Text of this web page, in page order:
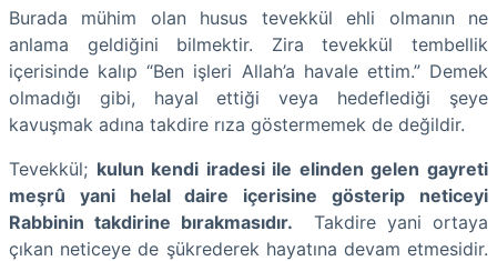
Burada mühim olan husus tevekkül ehli olmanın ne
anlama geldiğini bilmektir. Zira tevekkül tembellik
içerisinde kalıp “Ben işleri Allah’a havale ettim.” Demek
olmadığı gibi, hayal ettiği veya hedeflediği şeye
kavuşmak adına takdire rıza göstermemek de değildir.
Tevekkül; kulun kendi iradesi ile elinden gelen gayreti
meşrû yani helal daire içerisine gösterip neticeyi
Rabbinin takdirine bırakmasıdır. Takdire yani ortaya
çıkan neticeye de şükrederek hayatına devam etmesidir.